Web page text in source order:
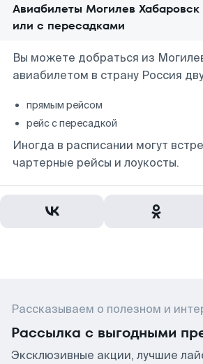
Авиабилеты Могилев
или с пересадками
Вы можете добраться из
авиабилетом в страну Россия
прямым рейсом
рейс с пересадкой
Иногда в расписании могут
чартерные рейсы и лоукосты.
Рассказываем о полезном и
Рассылка с выгодными
Эксклюзивные акции, лучшие